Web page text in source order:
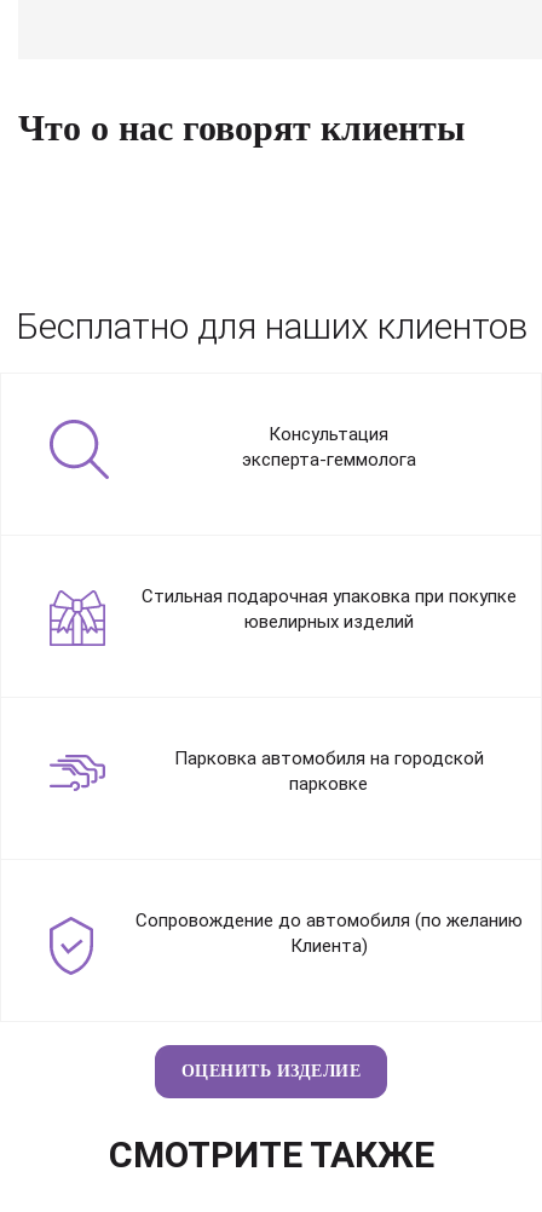
федеральному округу
России.
не имея
Что о нас говорят клиенты
Бесплатно для наших клиентов
Консультация
эксперта-геммолога
Стильная подарочная упаковка при покупке
ювелирных изделий
Парковка автомобиля на городской
парковке
Сопровождение до автомобиля (по желанию
Клиента)
ОЦЕНИТЬ ИЗДЕЛИЕ
СМОТРИТЕ ТАКЖЕ